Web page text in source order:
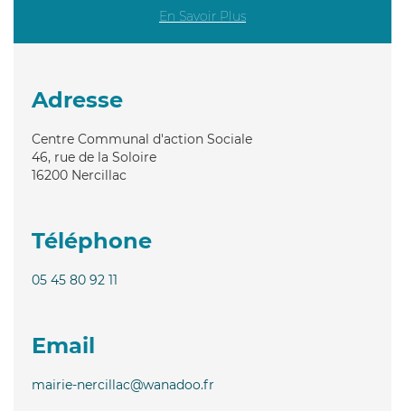
En Savoir Plus
Adresse
Centre Communal d'action Sociale
46, rue de la Soloire
16200 Nercillac
Téléphone
05 45 80 92 11
Email
mairie-nercillac@wanadoo.fr